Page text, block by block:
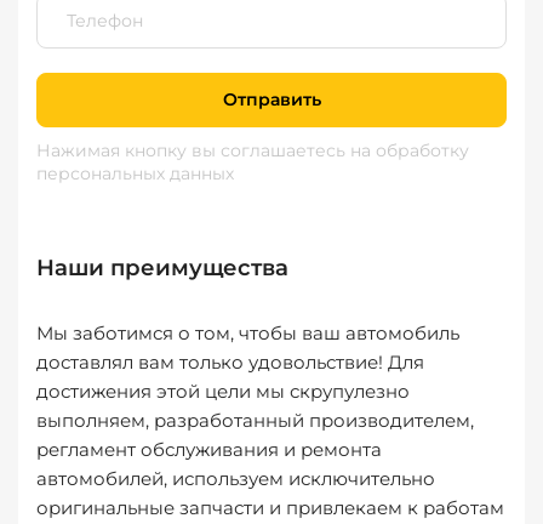
Отправить
Нажимая кнопку вы соглашаетесь на обработку
персональных данных
Наши преимущества
Мы заботимся о том, чтобы ваш автомобиль
доставлял вам только удовольствие! Для
достижения этой цели мы скрупулезно
выполняем, разработанный производителем,
регламент обслуживания и ремонта
автомобилей, используем исключительно
оригинальные запчасти и привлекаем к работам